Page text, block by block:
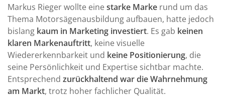
Markus Rieger wollte einestarke Marke rund um das
Thema Motorsägen­ausbildung aufbauen, hatte jedoch
bislang kaum in Marketing investiert. Es gab keinen
klaren Markenauftritt, keine visuelle
Wiedererkennbarkeit und keine Positionierung, die
seine Persönlichkeit und Expertise sichtbar machte.
Entsprechend zurückhaltend war die Wahrnehmung
am Markt, trotz hoher fachlicher Qualität.